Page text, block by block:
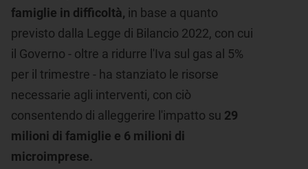
famiglie in difficoltà, in base a quanto
previsto dalla Legge di Bilancio 2022, con cui
il Governo - oltre a ridurre l'Iva sul gas al 5%
per il trimestre - ha stanziato le risorse
necessarie agli interventi, con ciò
consentendo di alleggerire l'impatto su 29
milioni di famiglie e 6 milioni di
microimprese.